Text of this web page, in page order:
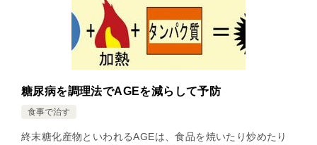
糖尿病を調理法でAGEを減らして予防
食事で治す
終末糖化産物といわれるAGEは、食品を焼いたり炒めたり